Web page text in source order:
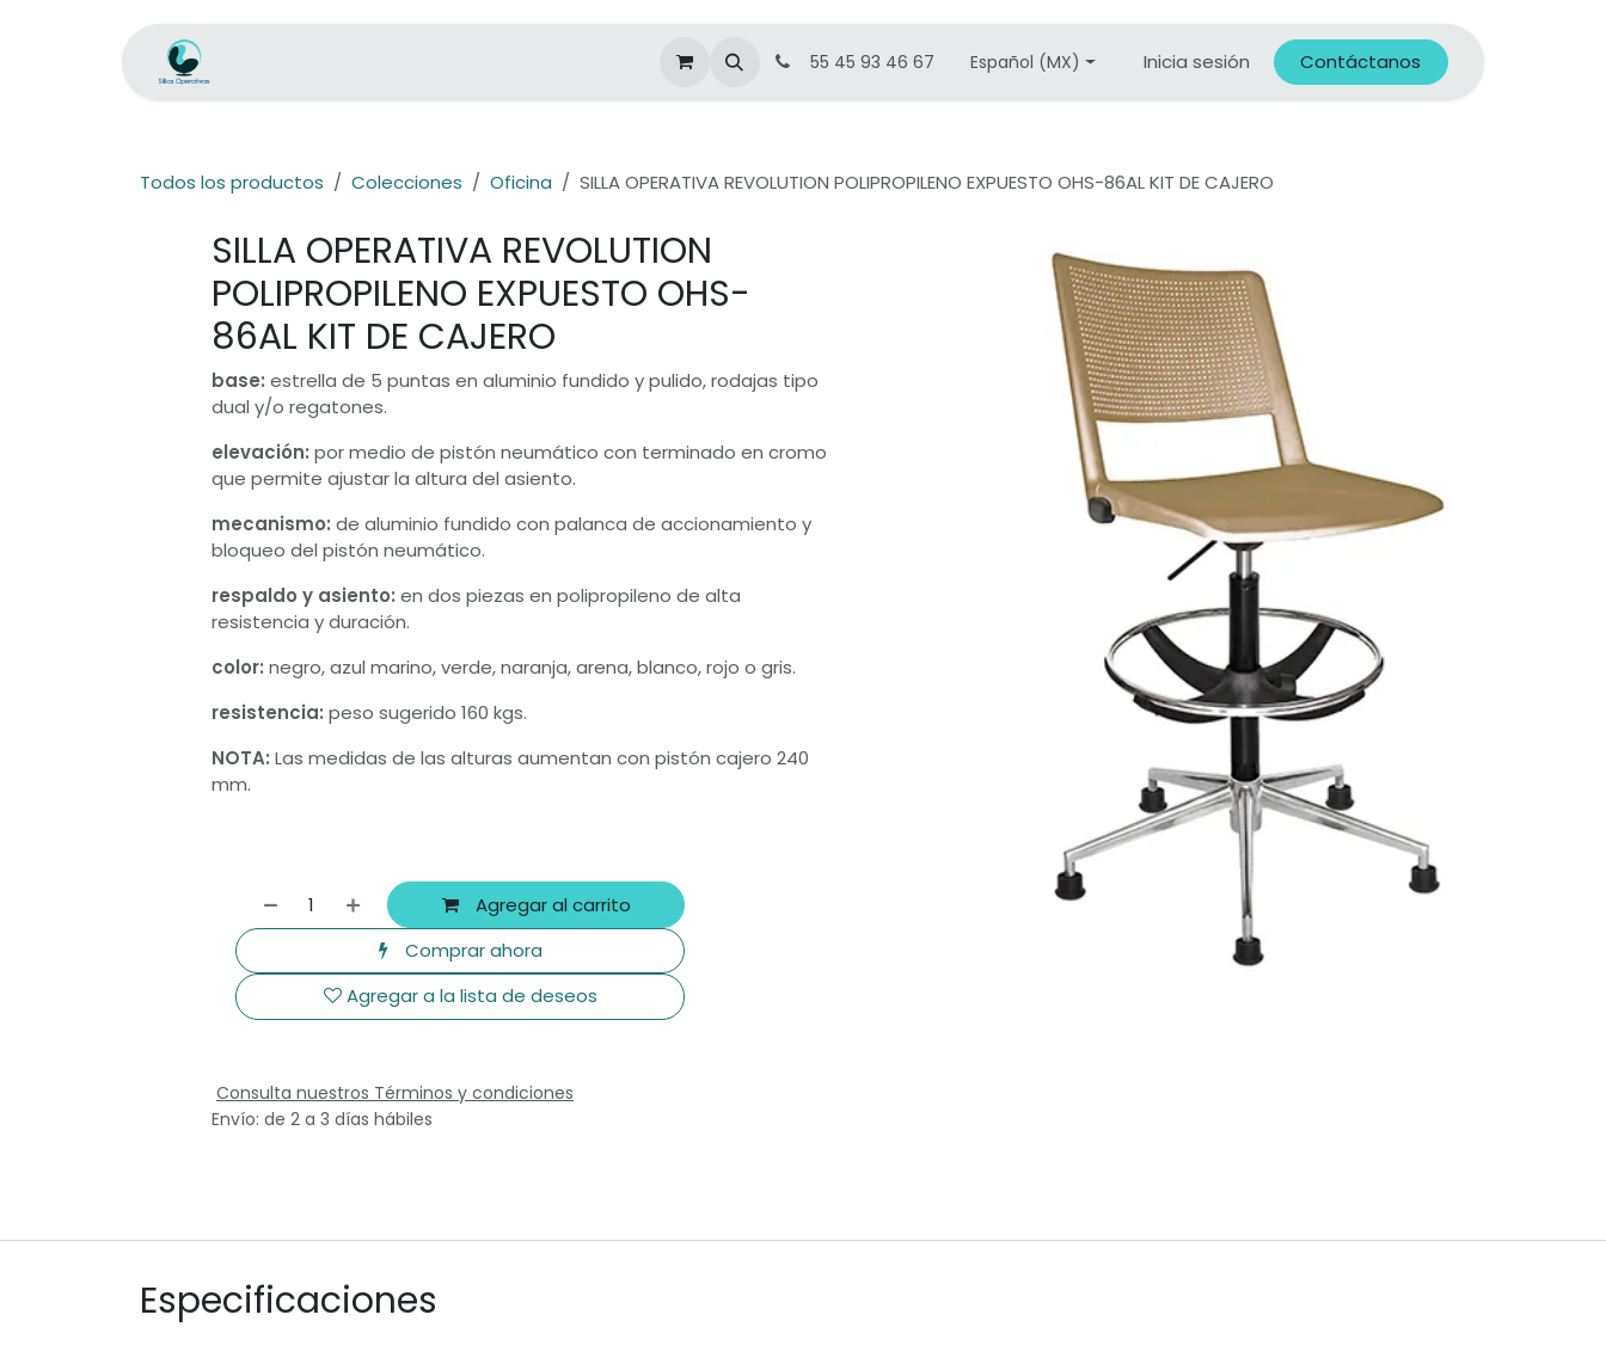
55 45 93 46 67 Español (MX) Inicia sesión Contáctanos
Todos los productos Colecciones Oficina SILLA OPERATIVA REVOLUTION POLIPROPILENO EXPUESTO OHS-86AL KIT DE CAJERO
SILLA OPERATIVA REVOLUTION
POLIPROPILENO EXPUESTO OHS-
86AL KIT DE CAJERO
base: estrella de 5 puntas en aluminio fundido y pulido, rodajas tipo
dual y/o regatones.
elevación: por medio de pistón neumático con terminado en cromo
que permite ajustar la altura del asiento.
mecanismo: de aluminio fundido con palanca de accionamiento y
bloqueo del pistón neumático.
respaldo y asiento: en dos piezas en polipropileno de alta
resistencia y duración.
color: negro, azul marino, verde, naranja, arena, blanco, rojo o gris.
resistencia: peso sugerido 160 kgs.
NOTA: Las medidas de las alturas aumentan con pistón cajero 240
mm.
Agregar al carrito
Comprar ahora
Agregar a la lista de deseos
Consulta nuestros Términos y condiciones
Envío: de 2 a 3 días hábiles
Especificaciones